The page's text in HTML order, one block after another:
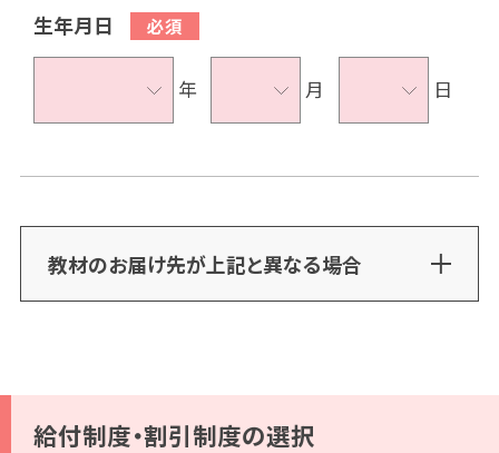
生年月日
年 月 日
教材のお届け先が上記と異なる場合
給付制度・割引制度の選択